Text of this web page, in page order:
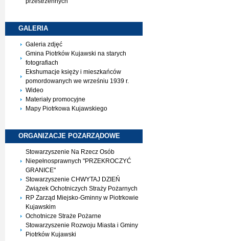
GALERIA
Galeria zdjęć
Gmina Piotrków Kujawski na starych
fotografiach
Ekshumacje księży i mieszkańców
pomordowanych we wrześniu 1939 r.
Wideo
Materiały promocyjne
Mapy Piotrkowa Kujawskiego
ORGANIZACJE POZARZĄDOWE
Stowarzyszenie Na Rzecz Osób
Niepełnosprawnych "PRZEKROCZYĆ
GRANICE"
Stowarzyszenie CHWYTAJ DZIEŃ
Związek Ochotniczych Straży Pożarnych
RP Zarząd Miejsko-Gminny w Piotrkowie
Kujawskim
Ochotnicze Straże Pożarne
Stowarzyszenie Rozwoju Miasta i Gminy
Piotrków Kujawski